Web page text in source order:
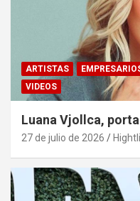
ARTISTAS
VIDEOS
Luana Vjollca,
27 de julio de 2026